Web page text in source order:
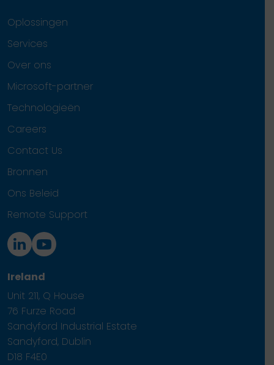
Oplossingen
Services
Over ons
Microsoft-partner
Technologieën
Careers
Contact Us
Bronnen
Ons Beleid
Remote Support
Ireland
Unit 211, Q House
76 Furze Road
Sandyford Industrial Estate
Sandyford, Dublin
D18 F4E0